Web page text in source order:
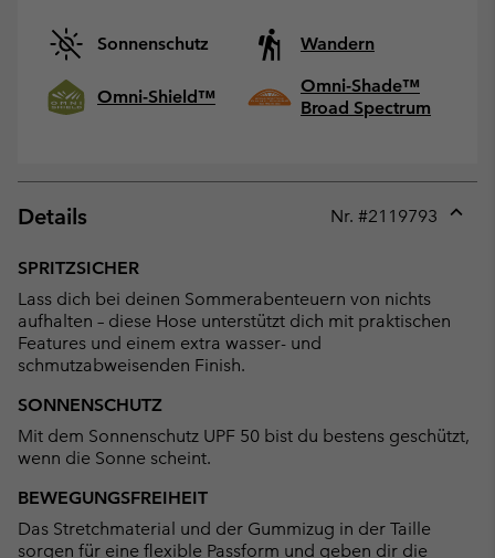
Sonnenschutz Wandern
Omni-Shield™
Omni-Shade™
Broad Spectrum
Details Nr. #2119793
SPRITZSICHER
Lass dich bei deinen Sommerabenteuern von nichts
aufhalten – diese Hose unterstützt dich mit praktischen
Features und einem extra wasser- und
schmutzabweisenden Finish.
SONNENSCHUTZ
Mit dem Sonnenschutz UPF 50 bist du bestens geschützt,
wenn die Sonne scheint.
BEWEGUNGSFREIHEIT
Das Stretchmaterial und der Gummizug in der Taille
sorgen für eine flexible Passform und geben dir die